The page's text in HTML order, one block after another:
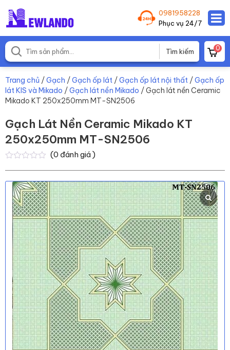
0981958228
Phục vụ 24/7
0
Trang chủ /Gạch /Gạch ốp lát /Gạch ốp lát nội thất /Gạch ốp
lát KIS và Mikado /Gạch lát nền Mikado / Gạch lát nền Ceramic
Mikado KT 250x250mm MT-SN2506
Gạch Lát Nền Ceramic Mikado KT
250x250mm MT-SN2506
5
dựa
trên
đánh
giá
(0 đánh giá )